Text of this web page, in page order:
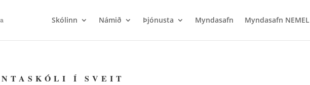
Skólinn Námið Þjónusta Myndasafn Myndasafn NEMEL
Í SVEIT